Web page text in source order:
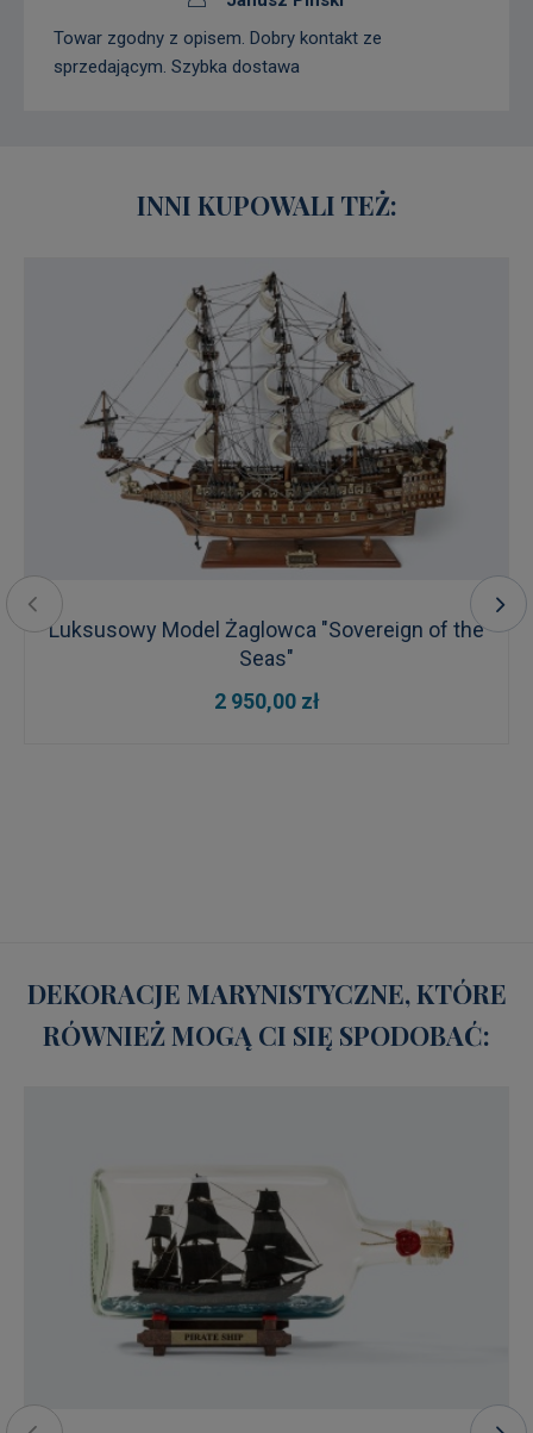
Towar zgodny z opisem. Dobry kontakt ze
sprzedającym. Szybka dostawa
INNI KUPOWALI TEŻ:
Luksusowy Model Żaglowca "Sovereign of the
Seas"
2 950,00 zł
DEKORACJE MARYNISTYCZNE, KTÓRE
RÓWNIEŻ MOGĄ CI SIĘ SPODOBAĆ: